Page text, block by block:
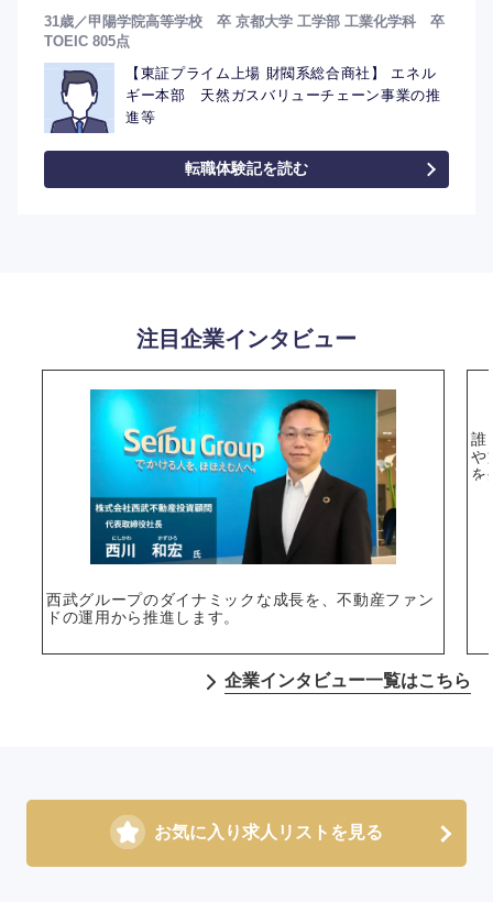
31歳／甲陽学院高等学校 卒 京都大学 工学部 工業化学科 卒
TOEIC 805点
【東証プライム上場 財閥系総合商社】 エネル
ギー本部 天然ガスバリューチェーン事業の推
進等
転職体験記を読む
注目企業インタビュー
西武グループのダイナミックな成長を、不動産ファン
ドの運用から推進します。
誰
や
を
企業インタビュー一覧はこちら
お気に入り求人リストを見る